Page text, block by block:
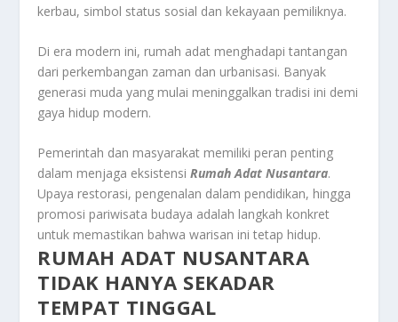
kerbau, simbol status sosial dan kekayaan pemiliknya.
Di era modern ini, rumah adat menghadapi tantangan
dari perkembangan zaman dan urbanisasi. Banyak
generasi muda yang mulai meninggalkan tradisi ini demi
gaya hidup modern.
Pemerintah dan masyarakat memiliki peran penting
dalam menjaga eksistensiRumah Adat Nusantara.
Upaya restorasi, pengenalan dalam pendidikan, hingga
promosi pariwisata budaya adalah langkah konkret
untuk memastikan bahwa warisan ini tetap hidup.
RUMAH ADAT NUSANTARA
TIDAK HANYA SEKADAR
TEMPAT TINGGAL